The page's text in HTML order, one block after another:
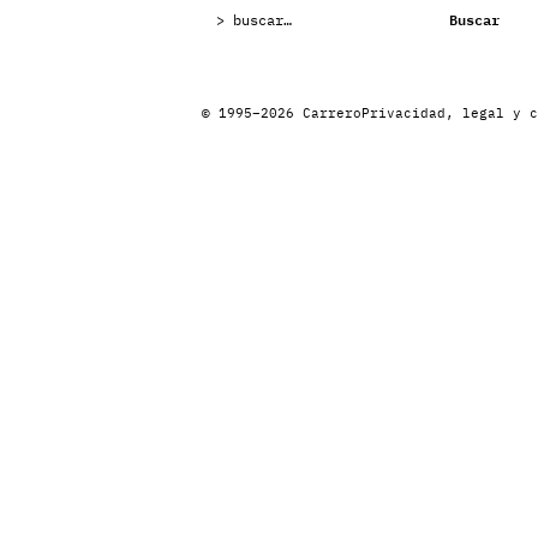
Buscar
© 1995–2026 CarreroPrivacidad, legal y